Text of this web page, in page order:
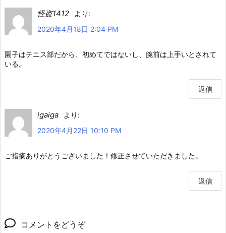
怪盗1412
より:
2020年4月18日 2:04 PM
園子はテニス部だから、初めてではないし、腕前は上手いとされて
いる。
返信
igaiga
より:
2020年4月22日 10:10 PM
ご指摘ありがとうございました！修正させていただきました。
返信
コメントをどうぞ